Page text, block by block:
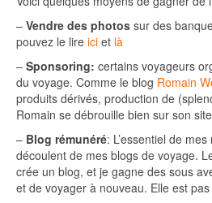
– Vendre des photos sur des
pouvez le lire ici et là
– Sponsoring: certains voyageurs
du voyage. Comme le blog Romain
produits dérivés, production de
Romain se débrouille bien sur son
– Blog rémunéré: L’essentiel de
découlent de mes blogs de voyage.
crée un blog, et je gagne des sous
et de voyager à nouveau. Elle est